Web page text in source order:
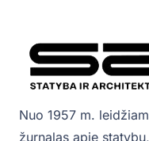
Nuo 1957 m.
žurnalas apie